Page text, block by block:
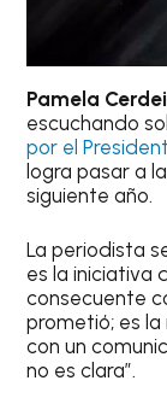
Pamela
escuchando
por el
logra pasar a la
siguiente año.
La periodista
es la iniciativa
consecuente
prometió; es la
con un
no es clara”.